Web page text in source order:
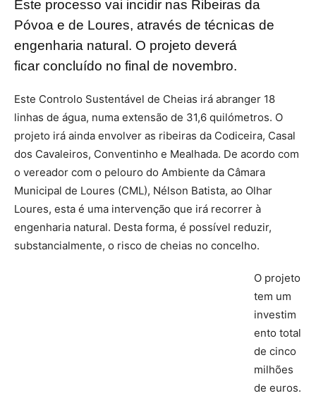
Este processo vai incidir nas Ribeiras da
Póvoa e de Loures, através de técnicas de
engenharia natural. O projeto deverá
ficar concluído no final de novembro.
Este Controlo Sustentável de Cheias irá abranger 18
linhas de água, numa extensão de 31,6 quilómetros. O
projeto irá ainda envolver as ribeiras da Codiceira, Casal
dos Cavaleiros, Conventinho e Mealhada. De acordo com
o vereador com o pelouro do Ambiente da Câmara
Municipal de Loures (CML), Nélson Batista, ao Olhar
Loures, esta é uma intervenção que irá recorrer à
engenharia natural. Desta forma, é possível reduzir,
substancialmente, o risco de cheias no concelho.
O projeto
tem um
investim
ento total
de cinco
milhões
de euros.